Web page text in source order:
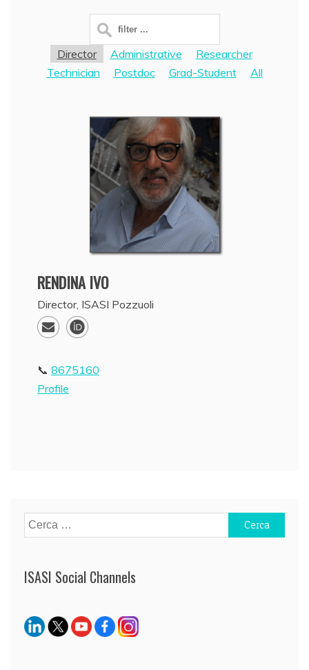
Director Administrative
Researcher
Technician
Postdoc Grad-Student All
RENDINA IVO
Director, ISASI Pozzuoli
8675160
Profile
Ricerca
per:
ISASI Social Channels